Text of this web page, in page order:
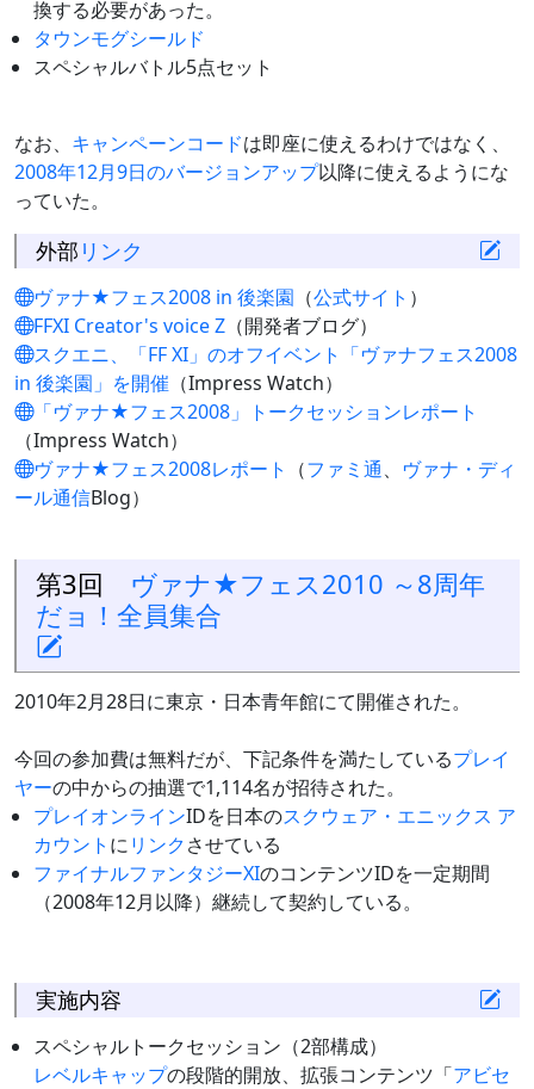
換する必要があった。
タウンモグシールド
スペシャルバトル5点セット
なお、 キャンペーンコードは即座に使えるわけではなく、
2008年12月9日のバージョンアップ以降に使えるようにな
っていた。
外部 リンク
ヴァナ★フェス2008 in 後楽園 （公式サイト ）
FFXI Creator's voice Ζ （開発者ブログ）
スクエニ、「FF XI」のオフイベント「ヴァナフェス2008
in 後楽園」を開催 （Impress Watch）
「ヴァナ★フェス2008」トークセッションレポート
（Impress Watch）
ヴァナ★フェス2008レポート
（ファミ通、 ヴァナ・ディ
ール通信Blog）
第3回 ヴァナ★フェス2010 ～8周年
だョ！全員集合
2010年2月28日に東京・日本青年館にて開催された。
今回の参加費は無料だが、下記条件を満たしているプレイ
ヤーの中からの抽選で1,114名が招待された。
プレイオンラインIDを日本のスクウェア・エニックス ア
カウント にリンクさせている
ファイナルファンタジーXIのコンテンツIDを一定期間
（2008年12月以降）継続して契約している。
実施内容
スペシャルトークセッション（2部構成）
レベルキャップの段階的開放、拡張コンテンツ「アビセ